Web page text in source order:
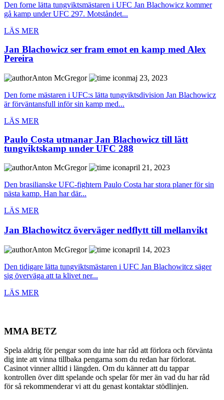
Den forne lätta tungviktsmästaren i UFC Jan Blachowicz kommer
gå kamp under UFC 297. Motståndet...
LÄS MER
Jan Blachowicz ser fram emot en kamp med Alex
Pereira
Anton McGregor
maj 23, 2023
Den forne mästaren i UFC:s lätta tungviktsdivision Jan Blachowicz
är förväntansfull inför sin kamp med...
LÄS MER
Paulo Costa utmanar Jan Blachowicz till lätt
tungviktskamp under UFC 288
Anton McGregor
april 21, 2023
Den brasilianske UFC-fightern Paulo Costa har stora planer för sin
nästa kamp. Han har där...
LÄS MER
Jan Blachowitcz överväger nedflytt till mellanvikt
Anton McGregor
april 14, 2023
Den tidigare lätta tungviktsmästaren i UFC Jan Blachowitcz säger
sig överväga att ta klivet ner...
LÄS MER
MMA BETZ
Spela aldrig för pengar som du inte har råd att förlora och förvänta
dig inte att vinna tillbaka pengarna som du redan har förlorat.
Casinot vinner alltid i längden. Om du känner att du tappar
kontrollen över ditt spelande och spelar för mer än vad du har råd
för så rekommenderar vi att du genast kontaktar stödlinjen.